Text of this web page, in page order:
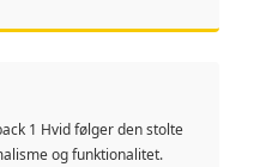
1 Hvid følger den stolte
og funktionalitet.